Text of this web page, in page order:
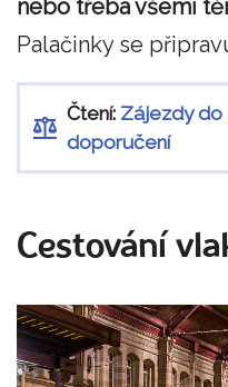
nebo třeba všemi
Palačinky se
Čtení: Zájezdy do
doporučení
Cestování